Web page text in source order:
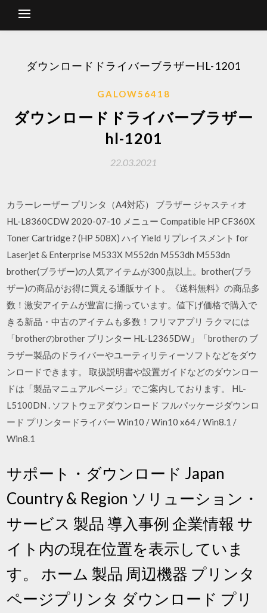
ダウンロードドライバーブラザーHL-1201
GALOW56418
ダウンロードドライバーブラザー
hl-1201
22.03.2021
カラーレーザー プリンタ（A4対応） ブラザー ジャスティオ
HL-L8360CDW 2020-07-10 メニュー Compatible HP CF360X
Toner Cartridge ? (HP 508X) ハイ Yield リプレイスメント for
Laserjet & Enterprise M533X M552dn M553dh M553dn
brother(ブラザー)の人気アイテムが300点以上。brother(ブラ
ザー)の商品がお得に買える通販サイト。《送料無料》の商品多
数！激安アイテムが豊富に揃っています。値下げ価格で購入で
きる新品・中古のアイテムも多数！フリマアプリ ラクマには
「brotherのbrother プリンター HL-L2365DW」「brotherの ブ
ラザー製品のドライバーやユーティリティーソフトなどをダウ
ンロードできます。 取扱説明書や設置ガイドなどのダウンロー
ドは「製品マニュアルページ」でご案内しております。 HL-
L5100DN . ソフトウェアダウンロード フルパッケージダウンロ
ード プリンタードライバー Win10 / Win10 x64 / Win8.1 /
Win8.1
サポート・ダウンロード Japan
Country & Region ソリューション・
サービス 製品 導入事例 企業情報 サ
イト内の現在位置を表示していま
す。 ホーム 製品 周辺機器 プリンタ
ページプリンタ ダウンロード プリ